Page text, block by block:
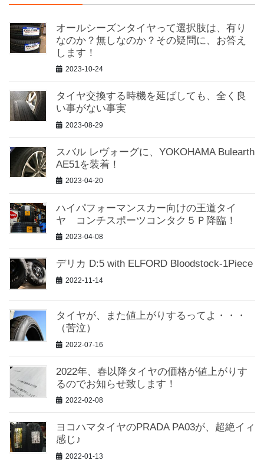
オールシーズンタイヤって選択肢は、有り
なのか？無しなのか？その疑問に、お答え
します！
2023-10-24
タイヤ交換する時機を延ばしても、全く良
い事がない事実
2023-08-29
スバル レヴォーグに、YOKOHAMA Bulearth
AE51を装着！
2023-04-20
ハイパフォーマンスカー向けの王道タイ
ヤ コンチスポーツコンタク５Ｐ降臨！
2023-04-08
デリカ D:5 with ELFORD Bloodstock-1Piece
2022-11-14
タイヤが、また値上がりするってよ・・・
（苦泣）
2022-07-16
2022年、春以降タイヤの価格が値上がりす
るのでお知らせ致します！
2022-02-08
ヨコハマタイヤのPRADA PA03が、超絶イィ
感じ♪
2022-01-13